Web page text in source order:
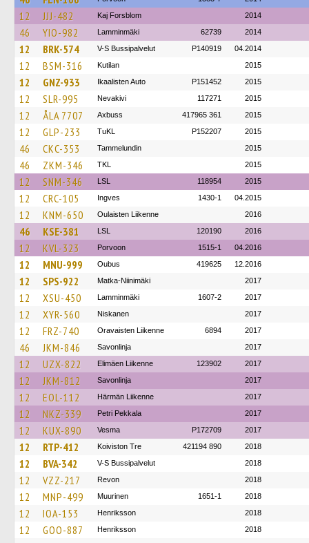
12 JJJ-482 Kaj Forsblom 2014
46 YIO-982 Lamminmäki 62739 2014
12 BRK-574 V-S Bussipalvelut P140919 04.2014
12 BSM-316 Kutilan 2015
12 GNZ-933 Ikaalisten Auto P151452 2015
12 SLR-995 Nevakivi 117271 2015
12 ÅLA 7707 Axbuss 417965 361 2015
12 GLP-233 TuKL P152207 2015
46 CKC-353 Tammelundin 2015
46 ZKM-346 TKL 2015
12 SNM-346 LSL 118954 2015
12 CRC-105 Ingves 1430-1 04.2015
12 KNM-650 Oulaisten Liikenne 2016
46 KSE-381 LSL 120190 2016
12 KVL-323 Porvoon 1515-1 04.2016
12 MNU-999 Oubus 419625 12.2016
12 SPS-922 Matka-Niinimäki 2017
12 XSU-450 Lamminmäki 1607-2 2017
12 XYR-560 Niskanen 2017
12 FRZ-740 Oravaisten Liikenne 6894 2017
46 JKM-846 Savonlinja 2017
12 UZX-822 Elimäen Liikenne 123902 2017
12 JKM-812 Savonlinja 2017
12 EOL-112 Härmän Liikenne 2017
12 NKZ-339 Petri Pekkala 2017
12 KUX-890 Vesma P172709 2017
12 RTP-412 Koiviston Tre 421194 890 2018
12 BVA-342 V-S Bussipalvelut 2018
12 VZZ-217 Revon 2018
12 MNP-499 Muurinen 1651-1 2018
12 IOA-153 Henriksson 2018
12 GOO-887 Henriksson 2018